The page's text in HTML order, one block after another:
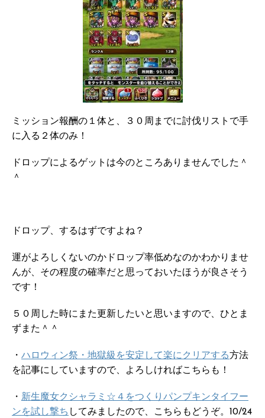
ミッション報酬の１体と、３０周までに討伐リストで手
に入る２体のみ！
ドロップによるゲットは今のところありませんでした＾
＾
ドロップ、するはずですよね？
運がよろしくないのかドロップ率低めなのかわかりませ
んが、その程度の確率だと思っておいたほうが良さそう
です！
５０周した時にまた更新したいと思いますので、ひとま
ずまた＾＾
・ ハロウィン祭・地獄級を安定して楽にクリアする方法
を記事にしていますので、よろしければこちらも！
・ 新生魔女クシャラミ☆４をつくりパンプキンタイフー
ンを試し撃ち してみましたので、こちらもどうぞ。10/24